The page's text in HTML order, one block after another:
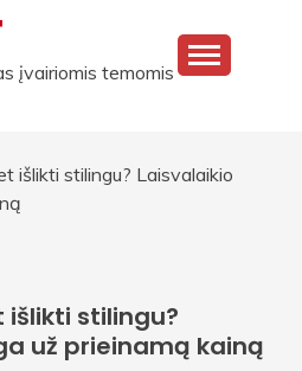
įvairiomis temomis
išlikti stilingu? Laisvalaikio
stilingu?
už prieinamą kainą